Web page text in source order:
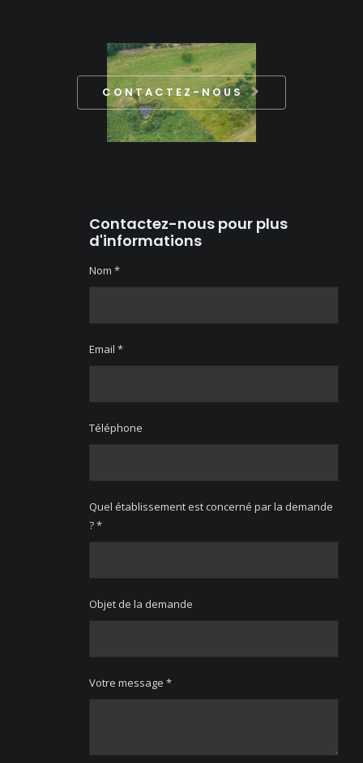
CONTACTEZ-NOUS
Contactez-nous pour plus
d'informations
Nom *
Email *
Téléphone
Quel établissement est concerné par la demande
? *
Objet de la demande
Votre message *